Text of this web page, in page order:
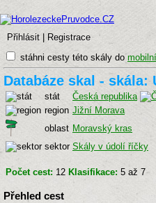
Přihlásit Registrace
stáhni cesty této skály do
Databáze skal - skála:
stát
Česká republika
region Jižní Morava
oblast Moravský kras
sektor Skály v údolí říčky
Počet cest: 12 Klasifikace: 5 až 7
Přehled cest